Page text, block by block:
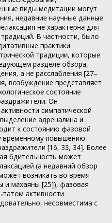
виды медитации могут
недавние научные данные
не характерна для
В частности, было
практики
традиции, которые
разделе обзора,
а не расслабления [27–
возбуждение представляет
состояние
Он
симпатической
адреналина и
к состоянию фазовой
временному повышению
[16, 33, 34]. Более
бдительность может
(а недавний обзор
возникать во время
и махаяны [25]), фазовая
активности
несовместима с